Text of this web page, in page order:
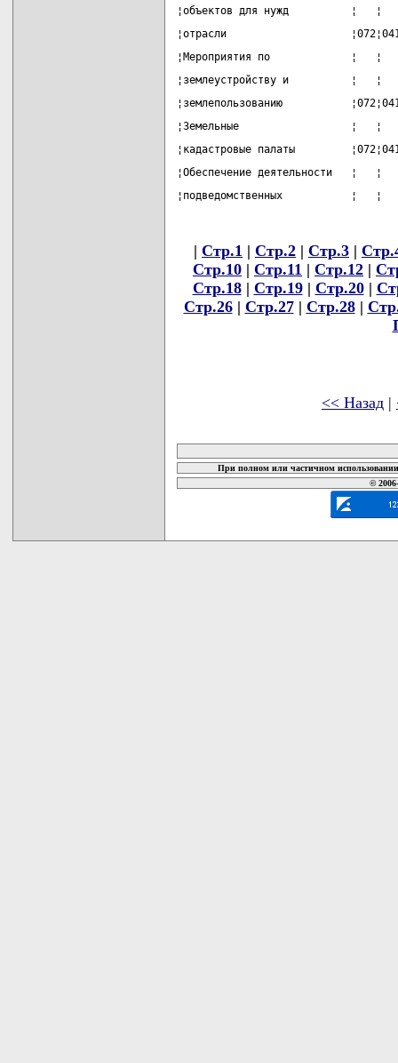
¦объектов для нужд
¦отрасли
¦Мероприятия по             ¦
¦землеустройству и
¦землепользованию
¦Земельные                  ¦
¦кадастровые палаты
¦Обеспечение деятельности
¦подведомственных
| Стр.1 | Стр.2 | Стр.3 |
Стр.10 | Стр.11 | Стр.12 |
Стр.18| Стр.19| Стр.20|
Стр.26| Стр.27| Стр.28|
<< Назад |
При полном или частичном
©